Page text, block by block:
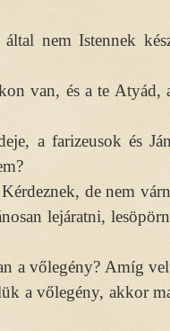
nem Istennek
van, és a te Atyád,
a farizeusok és
de nem
lejáratni,
a vőlegény? Amíg
a vőlegény, akkor